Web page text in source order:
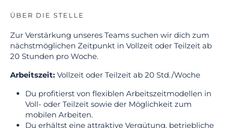
ÜBER DIE STELLE
Zur Verstärkung unseres Teams suchen wir dich zum
nächstmöglichen Zeitpunkt in Vollzeit oder Teilzeit ab
20 Stunden pro Woche.
Arbeitszeit: Vollzeit oder Teilzeit ab 20 Std./Woche
Du profitierst von flexiblen Arbeitszeitmodellen in
Voll- oder Teilzeit sowie der Möglichkeit zum
mobilen Arbeiten.
Du erhältst eine attraktive Vergütung, betriebliche